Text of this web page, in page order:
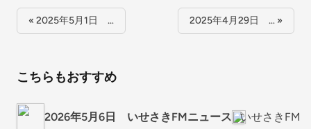
« 2025年5月1日 … 2025年4月29日 … »
こちらもおすすめ
2026年5月6日 いせさきFMニュース いせさきFM